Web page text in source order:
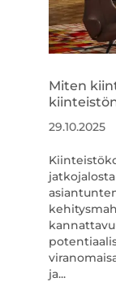
Miten
29.10.2025
ja...